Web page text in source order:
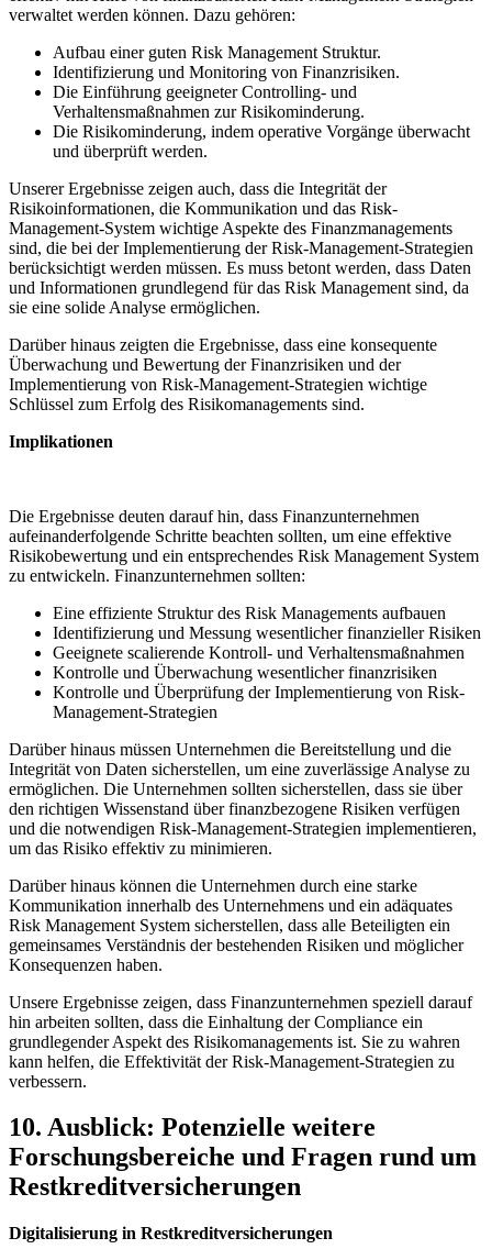
verwaltet werden können. Dazu gehören:
Aufbau einer guten‍ Risk Management Struktur.
Identifizierung ⁤und ⁣Monitoring von Finanzrisiken.
Die⁣ Einführung geeigneter Controlling- und
Verhaltensmaßnahmen zur ​Risikominderung.
Die Risikominderung, indem operative​ Vorgänge überwacht
und⁣ überprüft werden.
Unserer Ergebnisse zeigen auch, dass die⁢ Integrität der
Risikoinformationen, die Kommunikation ‌und das‌ Risk-
Management-System wichtige Aspekte⁤ des Finanzmanagements
sind, die bei der Implementierung der Risk-Management-Strategien
berücksichtigt werden müssen. Es muss betont werden, dass Daten
und Informationen grundlegend für das Risk Management sind, ‍da
sie eine solide Analyse ​ermöglichen.
Darüber hinaus zeigten die Ergebnisse,⁣ dass⁣ eine konsequente
Überwachung und Bewertung der Finanzrisiken und der
Implementierung⁣ von ‍Risk-Management-Strategien wichtige
Schlüssel zum Erfolg des Risikomanagements sind.
Implikationen
Die Ergebnisse​ deuten darauf‍ hin, ‍dass Finanzunternehmen⁤
aufeinanderfolgende⁣ Schritte beachten sollten, um eine effektive
Risikobewertung und⁢ ein ⁢entsprechendes Risk Management System
zu entwickeln. Finanzunternehmen sollten:
Eine effiziente Struktur des⁣ Risk⁢ Managements aufbauen
Identifizierung und Messung wesentlicher finanzieller Risiken
Geeignete scalierende Kontroll- und Verhaltensmaßnahmen
Kontrolle und Überwachung wesentlicher finanzrisiken
Kontrolle und Überprüfung der Implementierung von Risk-
Management-Strategien
Darüber hinaus müssen Unternehmen die Bereitstellung und die
Integrität von ⁣Daten sicherstellen, um eine zuverlässige Analyse zu
ermöglichen.‌ Die Unternehmen sollten sicherstellen, dass sie ​über
den richtigen Wissenstand über finanzbezogene Risiken verfügen
und die ​notwendigen Risk-Management-Strategien implementieren,
um ‍das Risiko effektiv zu minimieren.
Darüber hinaus können die Unternehmen durch eine starke
Kommunikation innerhalb des Unternehmens und ein adäquates
Risk Management System sicherstellen, dass alle Beteiligten ein
gemeinsames Verständnis der bestehenden Risiken und möglicher
Konsequenzen⁢ haben.
Unsere Ergebnisse zeigen, dass ⁤Finanzunternehmen speziell darauf
hin arbeiten⁢ sollten, ⁣dass die Einhaltung der Compliance ein
grundlegender Aspekt des Risikomanagements ist. Sie zu wahren
kann​ helfen, die Effektivität ‌der⁤ Risk-Management-Strategien zu​
verbessern.
10.⁤ Ausblick: Potenzielle ⁢weitere
Forschungsbereiche und Fragen rund um
⁣Restkreditversicherungen
Digitalisierung in Restkreditversicherungen